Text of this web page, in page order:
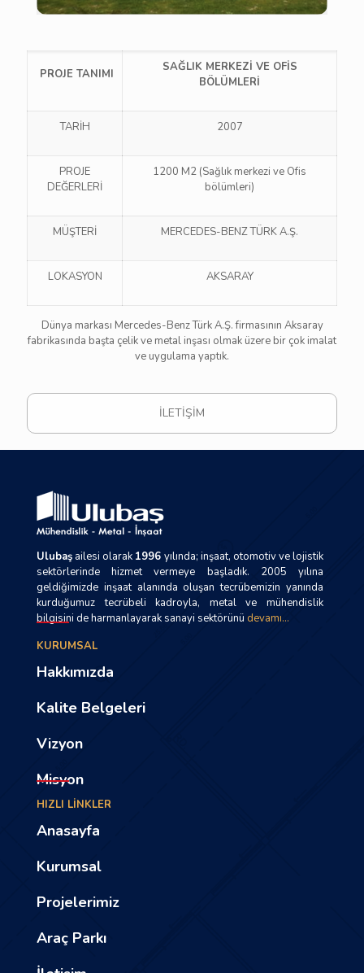
PROJE TANIMI
SAĞLIK MERKEZİ VE OFİS
BÖLÜMLERİ
TARİH 2007
PROJE
DEĞERLERİ
1200 M2 (Sağlık merkezi ve Ofis
bölümleri)
MÜŞTERİ MERCEDES-BENZ TÜRK A.Ş.
LOKASYON AKSARAY
Dünya markası Mercedes-Benz Türk A.Ş. firmasının Aksaray
fabrikasında başta çelik ve metal inşası olmak üzere bir çok imalat
ve uygulama yaptık.
İLETİŞİM
Ulubaş ailesi olarak 1996 yılında; inşaat, otomotiv ve lojistik
sektörlerinde hizmet vermeye başladık. 2005 yılına
geldiğimizde inşaat alanında oluşan tecrübemizin yanında
kurduğumuz tecrübeli kadroyla, metal ve mühendislik
bilgisini de harmanlayarak sanayi sektörünü devamı...
KURUMSAL
Hakkımızda
Kalite Belgeleri
Vizyon
Misyon
HIZLI LİNKLER
Anasayfa
Kurumsal
Projelerimiz
Araç Parkı